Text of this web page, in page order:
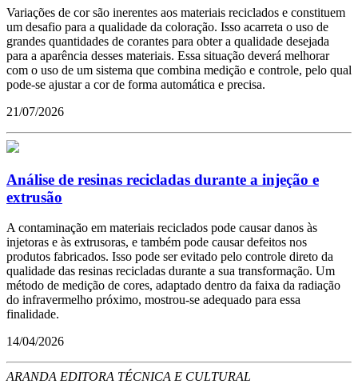
Variações de cor são inerentes aos materiais reciclados e constituem
um desafio para a qualidade da coloração. Isso acarreta o uso de
grandes quantidades de corantes para obter a qualidade desejada
para a aparência desses materiais. Essa situação deverá melhorar
com o uso de um sistema que combina medição e controle, pelo qual
pode-se ajustar a cor de forma automática e precisa.
21/07/2026
Análise de resinas recicladas durante a injeção e
extrusão
A contaminação em materiais reciclados pode causar danos às
injetoras e às extrusoras, e também pode causar defeitos nos
produtos fabricados. Isso pode ser evitado pelo controle direto da
qualidade das resinas recicladas durante a sua transformação. Um
método de medição de cores, adaptado dentro da faixa da radiação
do infravermelho próximo, mostrou-se adequado para essa
finalidade.
14/04/2026
ARANDA EDITORA TÉCNICA E CULTURAL